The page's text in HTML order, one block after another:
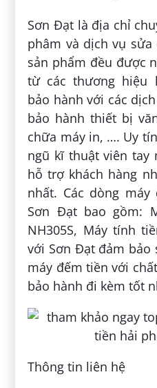
Sơn Đạt là địa chỉ
phâm và dịch vụ sửa
sản phẩm đều được
từ các thương hiệu
bảo hành với các
bảo hành thiết bị
chữa máy in, …. Uy
ngũ kĩ thuật viên tay
hỗ trợ khách hàng
nhất. Các dòng
Sơn Đạt bao gồm:
NH305S, Máy tính
với Sơn Đạt đảm bảo
máy đếm tiền với
bảo hành đi kèm tốt
Thông tin liên hệ